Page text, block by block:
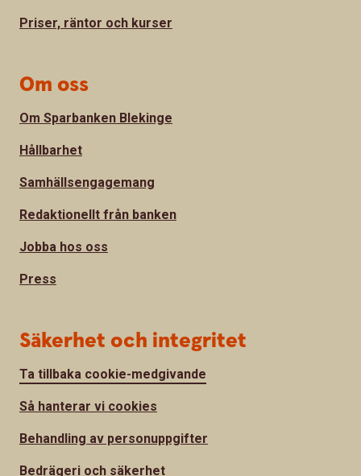
Priser, räntor och kurser
Om oss
Om Sparbanken Blekinge
Hållbarhet
Samhällsengagemang
Redaktionellt från banken
Jobba hos oss
Press
Säkerhet och integritet
Ta tillbaka cookie-medgivande
Så hanterar vi cookies
Behandling av personuppgifter
Bedrägeri och säkerhet